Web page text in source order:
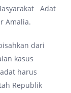
Adat
Amalia.
dari
kasus
harus
Republik